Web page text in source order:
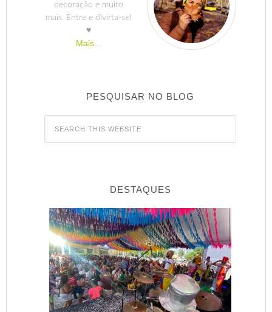
decoração e muito
mais. Entre e divirta-se!
♥
Mais...
PESQUISAR NO BLOG
DESTAQUES